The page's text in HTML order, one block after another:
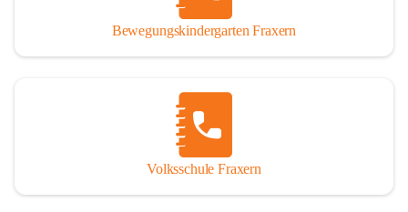
Bewegungskindergarten Fraxern
Volksschule Fraxern